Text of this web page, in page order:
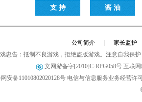
支 持 酱 油
公司简介
家长监护
忠告：抵制不良游戏，拒绝盗版游戏。注意自我保
文网游备字[2010]C-RPG058号 互联
安备11010802020128号 电信与信息服务业务经营许